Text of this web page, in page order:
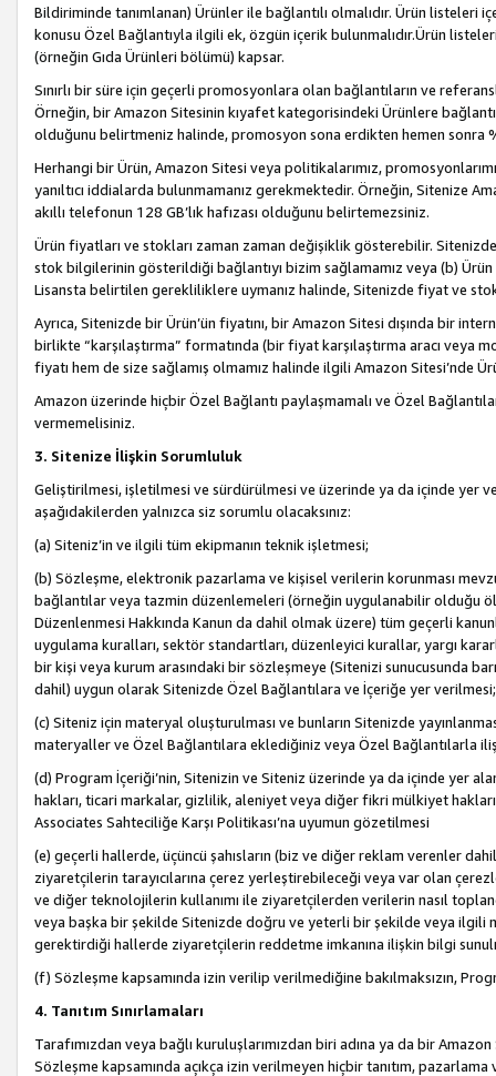
Bildiriminde tanımlanan) Ürünler ile bağlantılı olmalıdır. Ürün listeleri
konusu Özel Bağlantıyla ilgili ek, özgün içerik bulunmalıdır.Ürün
(örneğin Gıda Ürünleri bölümü) kapsar.
Sınırlı bir süre için geçerli promosyonlara olan bağlantıların ve
Örneğin, bir Amazon Sitesinin kıyafet kategorisindeki Ürünlere
olduğunu belirtmeniz halinde, promosyon sona erdikten hemen sonra
Herhangi bir Ürün, Amazon Sitesi veya politikalarımız,
yanıltıcı iddialarda bulunmamanız gerekmektedir. Örneğin, Sitenize
akıllı telefonun 128 GB’lık hafızası olduğunu belirtemezsiniz.
Ürün fiyatları ve stokları zaman zaman değişiklik gösterebilir.
stok bilgilerinin gösterildiği bağlantıyı bizim sağlamamız veya (b)
Lisansta belirtilen gerekliliklere uymanız halinde, Sitenizde fiyat ve
Ayrıca, Sitenizde bir Ürün’ün fiyatını, bir Amazon Sitesi dışında bir
birlikte “karşılaştırma” formatında (bir fiyat karşılaştırma aracı veya
fiyatı hem de size sağlamış olmamız halinde ilgili Amazon Sitesi’nde
Amazon üzerinde hiçbir Özel Bağlantı paylaşmamalı ve Özel
vermemelisiniz.
3. Sitenize İlişkin Sorumluluk
Geliştirilmesi, işletilmesi ve sürdürülmesi ve üzerinde ya da içinde yer
aşağıdakilerden yalnızca siz sorumlu olacaksınız:
(a) Siteniz’in ve ilgili tüm ekipmanın teknik işletmesi;
(b) Sözleşme, elektronik pazarlama ve kişisel verilerin korunması
bağlantılar veya tazmin düzenlemeleri (örneğin uygulanabilir olduğu
Düzenlenmesi Hakkında Kanun da dahil olmak üzere) tüm geçerli
uygulama kuralları, sektör standartları, düzenleyici kurallar, yargı
bir kişi veya kurum arasındaki bir sözleşmeye (Sitenizi sunucusunda
dahil) uygun olarak Sitenizde Özel Bağlantılara ve İçeriğe yer verilmesi;
(c) Siteniz için materyal oluşturulması ve bunların Sitenizde
materyaller ve Özel Bağlantılara eklediğiniz veya Özel Bağlantılarla
(d) Program İçeriği’nin, Sitenizin ve Siteniz üzerinde ya da içinde yer
hakları, ticari markalar, gizlilik, aleniyet veya diğer fikri mülkiyet
Associates Sahteciliğe Karşı Politikası’na uyumun gözetilmesi
(e) geçerli hallerde, üçüncü şahısların (biz ve diğer reklam verenler
ziyaretçilerin tarayıcılarına çerez yerleştirebileceği veya var olan
ve diğer teknolojilerin kullanımı ile ziyaretçilerden verilerin nasıl
veya başka bir şekilde Sitenizde doğru ve yeterli bir şekilde veya ilgili
gerektirdiği hallerde ziyaretçilerin reddetme imkanına ilişkin bilgi
(f) Sözleşme kapsamında izin verilip verilmediğine bakılmaksızın,
4. Tanıtım Sınırlamaları
Tarafımızdan veya bağlı kuruluşlarımızdan biri adına ya da bir
Sözleşme kapsamında açıkça izin verilmeyen hiçbir tanıtım,